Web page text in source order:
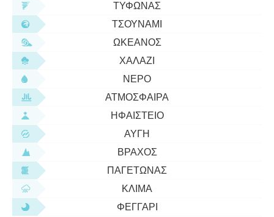
ΤΥΦΏΝΑΣ
ΤΣΟΥΝΆΜΙ
ΩΚΕΑΝΌΣ
ΧΑΛΆΖΙ
ΝΕΡΌ
ΑΤΜΌΣΦΑΙΡΑ
ΗΦΑΊΣΤΕΙΟ
ΑΥΓΉ
ΒΡΆΧΟΣ
ΠΑΓΕΤΏΝΑΣ
ΚΛΊΜΑ
ΦΕΓΓΆΡΙ